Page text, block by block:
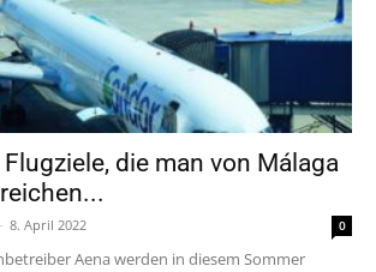
die man von Málaga
- 8. April 2022 0
Aena werden in diesem Sommer